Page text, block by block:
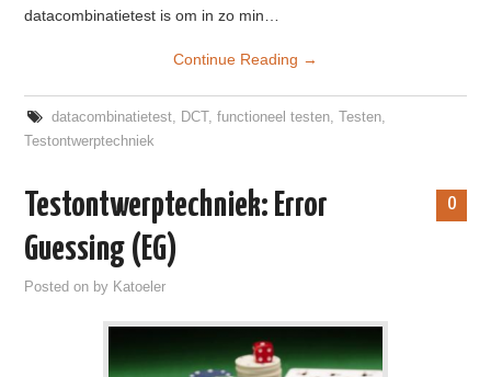
datacombinatietest is om in zo min…
Continue Reading →
datacombinatietest, DCT , functioneel testen, Testen,
Testontwerptechniek
0
Testontwerptechniek: Error
Guessing (EG)
Posted on by Katoeler